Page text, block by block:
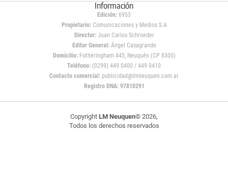
Información
Edición: 6953
Propietario:Comunicaciones y Medios S.A
Director: Juan Carlos Schroeder
Editor General:Ángel Casagrande
Domicilio:Fotheringham 445, Neuquén (CP 8300)
Teléfono: (0299) 449 0400 / 449 0410
Contacto comercial: publicidad@lmneuquen.com.ar
Registro DNA: 97810291
Copyright LM Neuquen© 2026,
Todos los derechos reservados